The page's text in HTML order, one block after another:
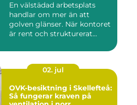
En välstädad arbetsplats
handlar om mer än att
golven glänser. När kontoret
är rent och strukturerat...
02. jul
OVK-besiktning i Skellefteå:
Så fungerar kraven på